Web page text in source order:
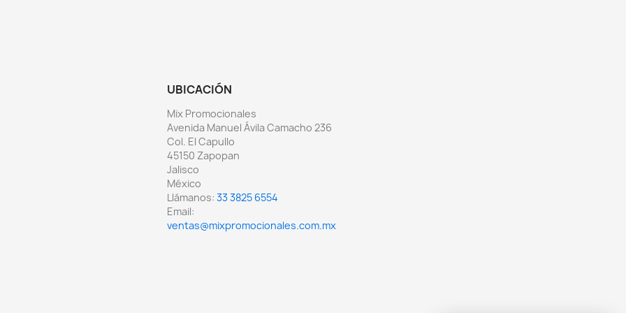
UBICACIÓN
Mix Promocionales
Avenida Manuel Ávila Camacho 236
Col. El Capullo
45150 Zapopan
Jalisco
México
Llámanos: 33 3825 6554
Email:
ventas@mixpromocionales.com.mx